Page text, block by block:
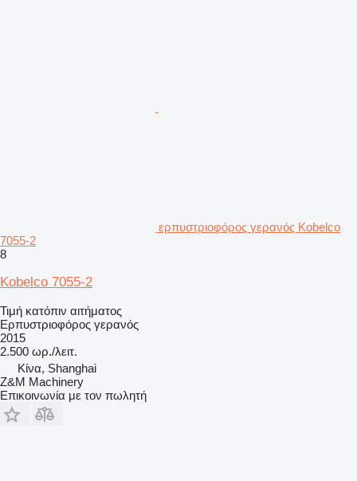
ερπυστριοφόρος γερανός Kobelco
7055-2
8
Kobelco 7055-2
Τιμή κατόπιν αιτήματος
Ερπυστριοφόρος γερανός
2015
2.500 ωρ./λειτ.
Κίνα, Shanghai
Z&M Machinery
Επικοινωνία με τον πωλητή